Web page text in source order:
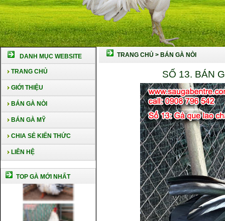
DANH MỤC WEBSITE
TRANG CHỦ
GIỚI THIỆU
BÁN GÀ NÒI
BÁN GÀ MỸ
CHIA SẺ KIẾN THỨC
LIÊN HỆ
TOP GÀ MỚI NHẤT
TRANG CHỦ > BÁN GÀ NÒI
SỐ 13. BÁN